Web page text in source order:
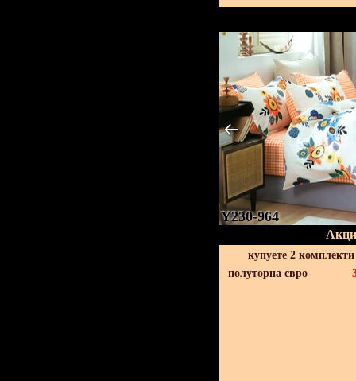
Y230-964
купуете 2
полуторна євро